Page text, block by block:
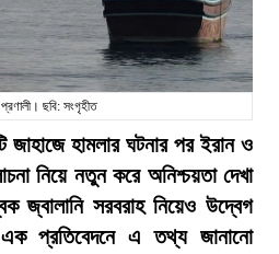
ছবি: সংগৃহীত
জাহাজে হামলার ঘটনার পর ইরান ও
নিয়ে নতুন করে অনিশ্চয়তা দেখা
জ্বালানি সরবরাহ নিয়েও উদ্বেগ
এক প্রতিবেদনে এ তথ্য জানানো